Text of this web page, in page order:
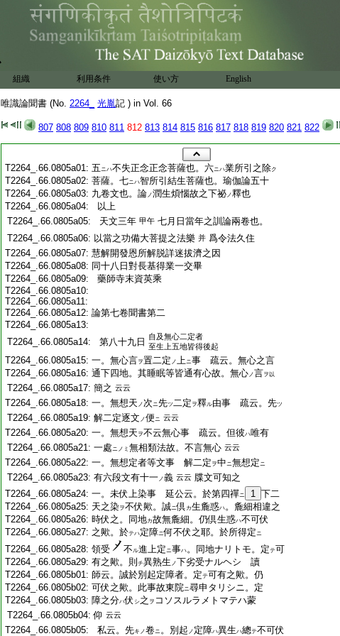
組織 利用条件 使い方 English
唯識論聞書 (No. 2264_ 光胤記 ) in Vol. 66
807 808 809 810 811 812 813 814 815 816 817 818 819 820 821 822
T2264_.66.0805a01: 五ニハ不失正念正念菩薩也。六ニハ業所引之除ク
T2264_.66.0805a02: 菩薩。七ニハ智所引結生菩薩也。瑜伽論五十
T2264_.66.0805a03: 九卷文也。論ノ潤生煩惱故之下祕ノ釋也
T2264_.66.0805a04:
以上
T2264_.66.0805a05:
天文三年 甲午 七月日當年之訓論兩卷也。
T2264_.66.0805a06: 以當之功備大菩提之法樂 并 爲令法久住
T2264_.66.0805a07: 慧解開發恩所解脱詳迷拔濟之因
T2264_.66.0805a08: 同十八日對長基得業一交畢
T2264_.66.0805a09:
藥師寺末資英乘
T2264_.66.0805a10:
T2264_.66.0805a11:
T2264_.66.0805a12: 論第七卷聞書第二
T2264_.66.0805a13:
T2264_.66.0805a14:
第八十九日
自及無心二定者
至生上五地皆得後起
T2264_.66.0805a15: 一。無心言ヲ置二定 ノ上ニ事 疏云。無心之言
T2264_.66.0805a16: 通下四地。其睡眠等皆通有心故。無心ノ言ヲ以
T2264_.66.0805a17: 簡之 云云
T2264_.66.0805a18: 一。無想天 ノ次ニ先ツ二定 ヲ釋ル由事 疏云。先ツ
T2264_.66.0805a19: 解二定逐文 ノ便ニ 云云
T2264_.66.0805a20: 一。無想天 ヲ不云無心事 疏云。但彼ハ唯有
T2264_.66.0805a21: 一處ニノミ 無相類法故。不言無心 云云
T2264_.66.0805a22: 一。無想定者等文事 解二定 ヲ中ニ無想定ニ
T2264_.66.0805a23: 有六段文有十一ノ義 云云 牒文可知之
T2264_.66.0805a24: 一。未伏上染事 延公云。於第四禪ニ 1 下二
T2264_.66.0805a25: 天之染ヲ不伏歟。誠ニ倶 カ生麁惑ハ。麁細相違之
T2264_.66.0805a26: 時伏之。同地カ故無麁細。仍倶生惑ハ不可伏
T2264_.66.0805a27: 之歟。於テハ定障ニ何不伏之耶。於所得定ニ
T2264_.66.0805a28: 領受 不ル進上定ニ事ハ。同地ナリトモ。定テ可
T2264_.66.0805a29: 有之歟。則 チ異熟生 ノ下劣受ナルヘシ 讀
T2264_.66.0805b01: 師云。誠於別起定障者。定テ可有之歟。仍
T2264_.66.0805b02: 可伏之歟。此事故東院ニ尋申タリシニ。定
T2264_.66.0805b03: 障之分ハ伏 シ之 ヲ コソスルラメトマテハ蒙
T2264_.66.0805b04: 仰 云云
T2264_.66.0805b05: 私云。先キノ卷ニ。別起 ノ 定障ハ異生ハ總テ不可伏